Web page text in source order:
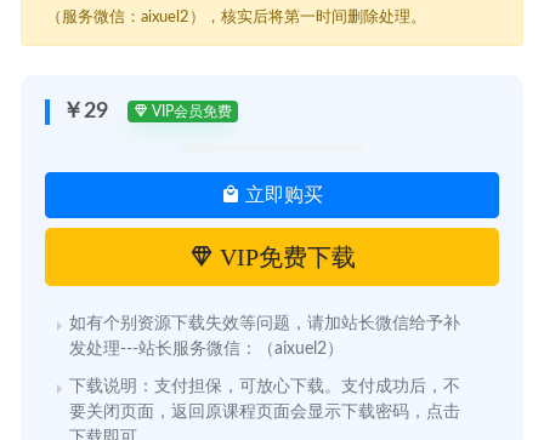
（服务微信：aixuel2），核实后将第一时间删除处理。
￥29 VIP会员免费
立即购买
VIP免费下载
如有个别资源下载失效等问题，请加站长微信给予补
发处理---站长服务微信：（aixuel2）
下载说明：支付担保，可放心下载。支付成功后，不
要关闭页面，返回原课程页面会显示下载密码，点击